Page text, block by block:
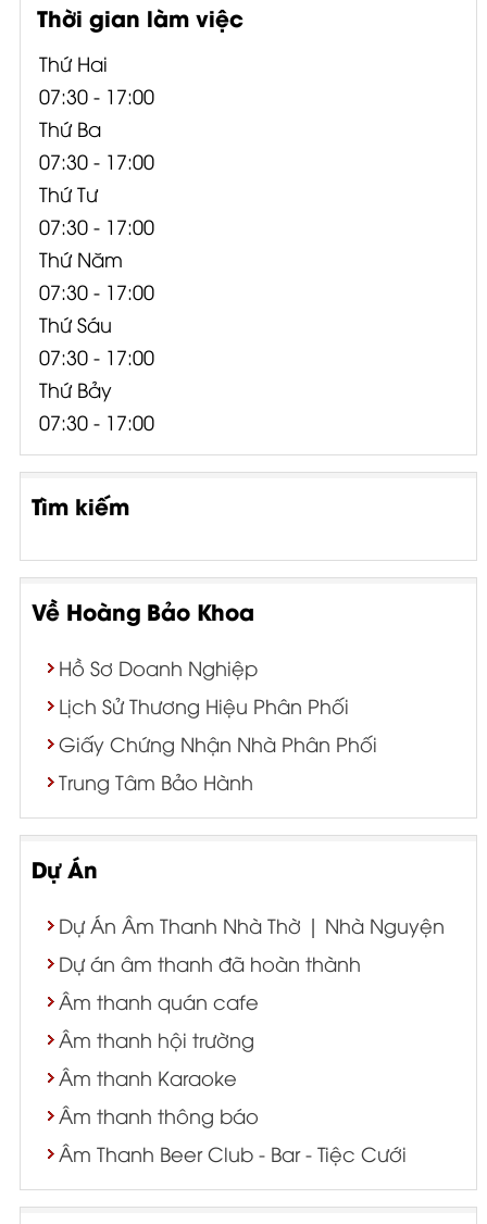
Thời gian làm việc
Thứ Hai
07:30 - 17:00
Thứ Ba
07:30 - 17:00
Thứ Tư
07:30 - 17:00
Thứ Năm
07:30 - 17:00
Thứ Sáu
07:30 - 17:00
Thứ Bảy
07:30 - 17:00
Tìm kiếm
Về Hoàng Bảo Khoa
Hồ Sơ Doanh Nghiệp
Lịch Sử Thương Hiệu Phân Phối
Giấy Chứng Nhận Nhà Phân Phối
Trung Tâm Bảo Hành
Dự Án
Dự Án Âm Thanh Nhà Thờ | Nhà Nguyện
Dự án âm thanh đã hoàn thành
Âm thanh quán cafe
Âm thanh hội trường
Âm thanh Karaoke
Âm thanh thông báo
Âm Thanh Beer Club - Bar - Tiệc Cưới